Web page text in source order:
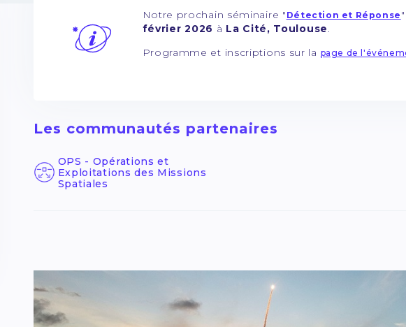
Notre prochain séminaire " Détection et Réponse
février 2026 à La Cité, Toulouse.
Programme et inscriptions sur la page de
Les communautés partenaires
OPS - Opérations et
Exploitations des Missions
Spatiales